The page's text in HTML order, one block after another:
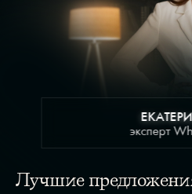
эксперт
Лучшие